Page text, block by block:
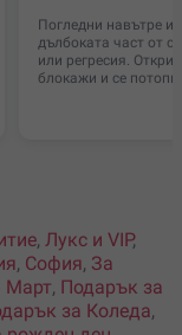
Погледни навътре и
дълбоката част от
или регресия.
блокажи и се потопи
, Лукс и VIP,
, София, За
Март, Подарък за
за Коледа,